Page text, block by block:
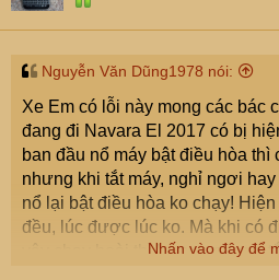
Nguyễn Văn Dũng1978 nói:
Xe Em có lỗi này mong các bác
đang đi Navara El 2017 có bị
ban đầu nổ máy bật điều hòa
nhưng khi tắt máy, nghỉ ngơi
nổ lại bật điều hòa ko chạy!
đều, lúc được lúc ko. Mà khi có
vậy chạy hoài thì ko sao nhưng
Nhấn vào đây để